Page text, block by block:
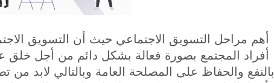
أهم مراحل التسويق الاجتماعي حيث أن التسويق
أفراد المجتمع بصورة فعالة بشكل دائم من أجل خلق
بالنفع والحفاظ على المصلحة العامة وبالتالي لابد من